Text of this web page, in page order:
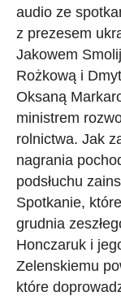
audio ze
z prezesem
Jakowem
Rożkową i
Oksaną
ministrem
rolnictwa. Jak
nagrania
podsłuchu
Spotkanie,
grudnia
Honczaruk i
Zelenskiemu
które